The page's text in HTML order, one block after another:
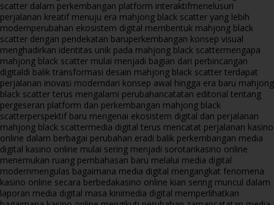
scatter dalam perkembangan platform interaktifmenelusuri
perjalanan kreatif menuju era mahjong black scatter yang lebih
modernperubahan ekosistem digital membentuk mahjong black
scatter dengan pendekatan baruperkembangan konsep visual
menghadirkan identitas unik pada mahjong black scattermengapa
mahjong black scatter mulai menjadi bagian dari perbincangan
digitaldi balik transformasi desain mahjong black scatter terdapat
perjalanan inovasi moderndari konsep awal hingga era baru mahjong
black scatter terus mengalami perubahancatatan editorial tentang
pergeseran platform dan perkembangan mahjong black
scatterperspektif baru mengenai ekosistem digital dan perjalanan
mahjong black scattermedia digital terus mencatat perjalanan kasino
online dalam berbagai perubahan eradi balik perkembangan media
digital kasino online mulai sering menjadi sorotankasino online
menemukan ruang pembahasan baru melalui media digital
modernmengulas bagaimana media digital mengangkat fenomena
kasino online secara berbedakasino online kian sering muncul dalam
laporan media digital masa kinimedia digital memperlihatkan